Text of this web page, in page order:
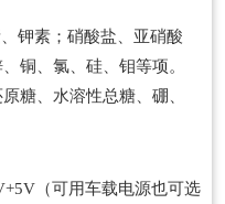
钾素；硝酸盐、亚硝酸
铜、氯、硅、钼等项。
糖、水溶性总糖、硼、
（可用车载电源也可选